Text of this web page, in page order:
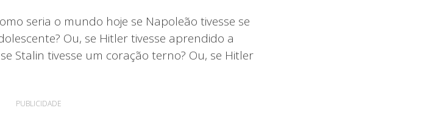
seria o mundo hoje se Napoleão tivesse se
Ou, se Hitler tivesse aprendido a
Stalin tivesse um coração terno? Ou, se Hitler
PUBLICIDADE